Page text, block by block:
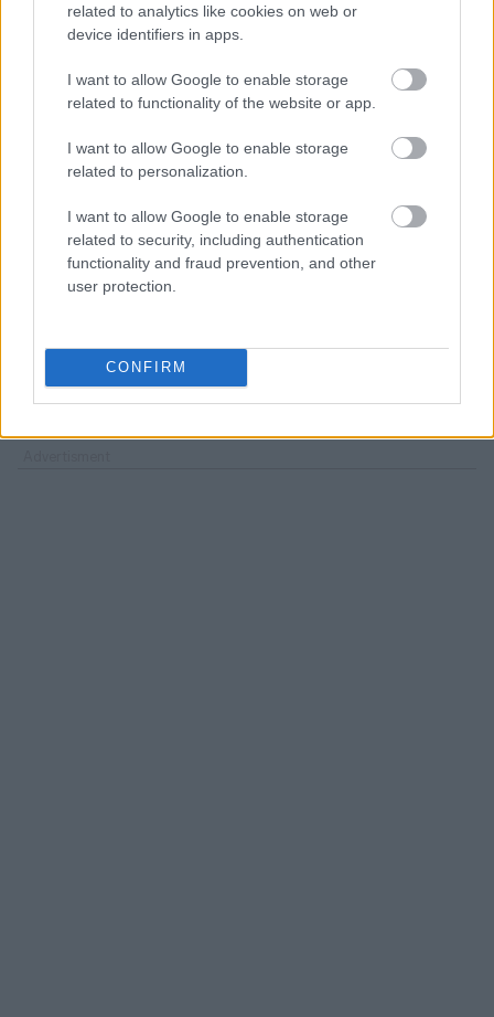
related to analytics like cookies on web or
device identifiers in apps.
I want to allow Google to enable storage
related to functionality of the website or app.
I want to allow Google to enable storage
related to personalization.
I want to allow Google to enable storage
related to security, including authentication
functionality and fraud prevention, and other
user protection.
CONFIRM
Αλλά η Πιονγκγιάνγκ θεωρεί ότι το πυρηνικό της
οπλοστάσιο, που εκτιμάται σε μερικές δεκάδες
κεφαλές, της παρέχει ασφάλεια έναντι
οποιασδήποτε εισβολής ή ανατροπής του
καθεστώτος της. Η άποψη αυτή ενισχύθηκε από
τις πρόσφατες στρατιωτικές επιχειρήσεις των
Το άρθρο της Κιμ Γιο Γιονγκ αποτελεί αντίδραση
σε κείμενο που εξέδωσε στις 17 Μαΐου ο Λευκός
«επανέλαβαν τον κοινό τους στόχο της
αποπυρηνικοποίησης της Βόρειας Κορέας».